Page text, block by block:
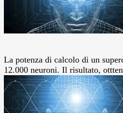
La potenza di calcolo di un
12.000 neuroni. Il risultato,